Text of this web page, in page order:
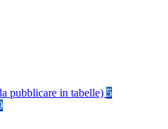
pubblicare in tabelle) 5